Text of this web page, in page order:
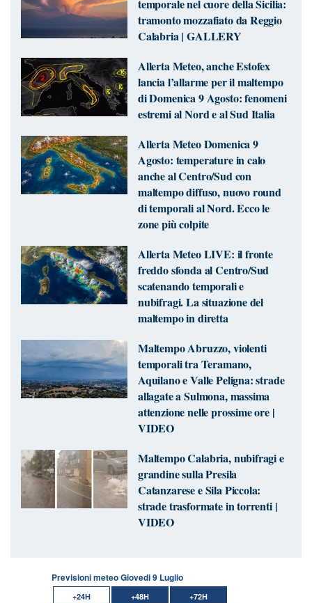
temporale nel cuore della Sicilia:
tramonto mozzafiato da Reggio
Calabria | GALLERY
Allerta Meteo, anche Estofex
lancia l’allarme per il maltempo
di Domenica 9 Agosto: fenomeni
estremi al Nord e al Sud Italia
Allerta Meteo Domenica 9
Agosto: temperature in calo
anche al Centro/Sud con
maltempo diffuso, nuovo round
di temporali al Nord. Ecco le
zone più colpite
Allerta Meteo LIVE: il fronte
freddo sfonda al Centro/Sud
scatenando temporali e
nubifragi. La situazione del
maltempo in diretta
Maltempo Abruzzo, violenti
temporali tra Teramano,
Aquilano e Valle Peligna: strade
allagate a Sulmona, massima
attenzione nelle prossime ore |
VIDEO
Maltempo Calabria, nubifragi e
grandine sulla Presila
Catanzarese e Sila Piccola:
strade trasformate in torrenti |
VIDEO
Previsioni meteo Giovedi 9 Luglio
+24H +48H +72H